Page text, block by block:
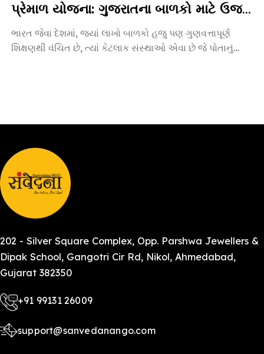
પ્રેમાળ યોજના: ગુજરાતના બાળકો માટે ઉજ્જવળ ભવિષ્યની ચાવી
ભારત જેવા દેશમાં, જ્યાં લાખો બાળકો હજુ પણ ગુણવત્તાપૂર્ણ
શિક્ષણથી વંચિત છે, ત્યાં કેટલાક સંસ્થાઓ એવા છે જે પોતાનું
202 - Silver Square Complex, Opp. Parshwa Jewellers &
Dipak School, Gangotri Cir Rd, Nikol, Ahmedabad,
Gujarat 382350
+91 99131 26009
support@sanvedanango.com